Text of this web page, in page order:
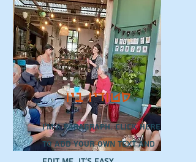
סטודיו ביו
I'm a paragraph. Click here
to add your own text and